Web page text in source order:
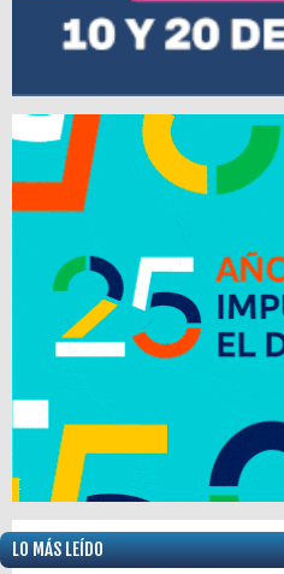
LO MÁS LEÍDO